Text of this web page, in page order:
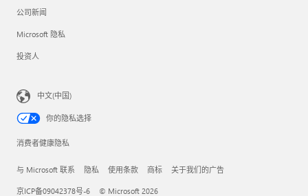
公司新闻
Microsoft 隐私
投资人
中文(中国)
你的隐私选择
消费者健康隐私
与 Microsoft 联系 隐私 使用条款 商标 关于我们的广告
京ICP备09042378号-6 © Microsoft 2026